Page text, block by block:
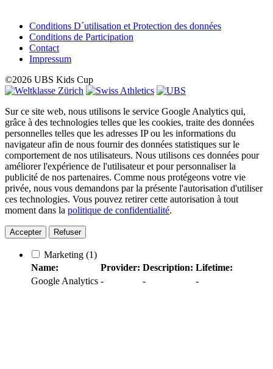
Conditions D´utilisation et Protection des données
Conditions de Participation
Contact
Impressum
©2026 UBS Kids Cup
Sur ce site web, nous utilisons le service Google Analytics qui,
grâce à des technologies telles que les cookies, traite des données
personnelles telles que les adresses IP ou les informations du
navigateur afin de nous fournir des données statistiques sur le
comportement de nos utilisateurs. Nous utilisons ces données pour
améliorer l'expérience de l'utilisateur et pour personnaliser la
publicité de nos partenaires. Comme nous protégeons votre vie
privée, nous vous demandons par la présente l'autorisation d'utiliser
ces technologies. Vous pouvez retirer cette autorisation à tout
moment dans la politique de confidentialité.
Accepter Refuser
Marketing (1)
Name:
Provider: Description: Lifetime:
Google Analytics - - -